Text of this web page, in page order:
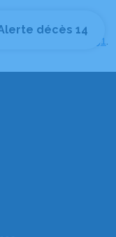
du site,
au
04 82 53 51 51.
décès 14